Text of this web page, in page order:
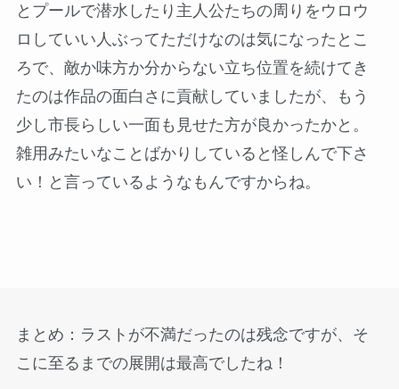
とプールで潜水したり主人公たちの周りをウロウ
ロしていい人ぶってただけなのは気になったとこ
ろで、敵か味方か分からない立ち位置を続けてき
たのは作品の面白さに貢献していましたが、もう
少し市長らしい一面も見せた方が良かったかと。
雑用みたいなことばかりしていると怪しんで下さ
い！と言っているようなもんですからね。
まとめ：ラストが不満だったのは残念ですが、そ
こに至るまでの展開は最高でしたね！